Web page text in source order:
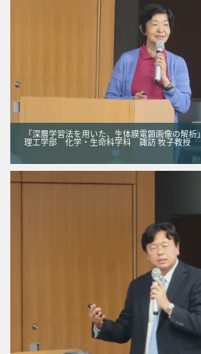
「深層学習法を用いた、生体膜電顕画像の解析」
理工学部 化学・生命科学科 諏訪 牧子教授